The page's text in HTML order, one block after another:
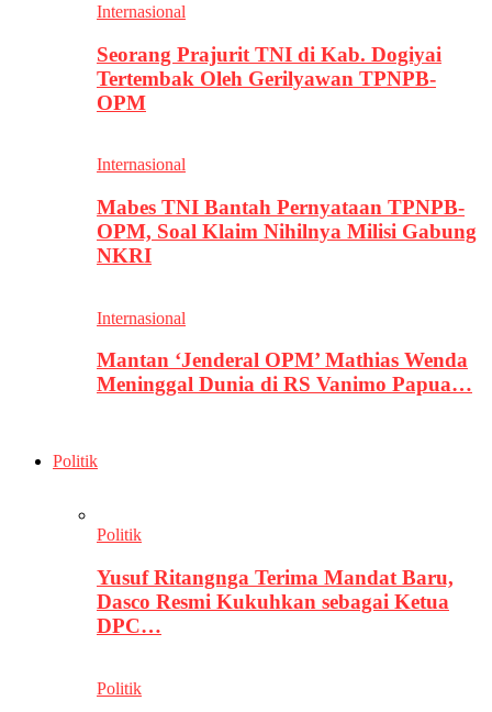
Internasional
Seorang Prajurit TNI di Kab. Dogiyai
Tertembak Oleh Gerilyawan TPNPB-
OPM
Internasional
Mabes TNI Bantah Pernyataan TPNPB-
OPM, Soal Klaim Nihilnya Milisi Gabung
NKRI
Internasional
Mantan ‘Jenderal OPM’ Mathias Wenda
Meninggal Dunia di RS Vanimo Papua…
Politik
Politik
Yusuf Ritangnga Terima Mandat Baru,
Dasco Resmi Kukuhkan sebagai Ketua
DPC…
Politik